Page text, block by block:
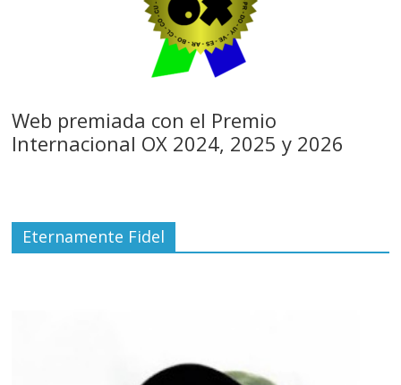
Web premiada con el Premio
Internacional OX 2024, 2025 y 2026
Eternamente Fidel